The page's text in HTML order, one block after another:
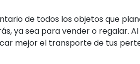
de todos los objetos que
ya sea para vender o regalar.
mejor el transporte de tus